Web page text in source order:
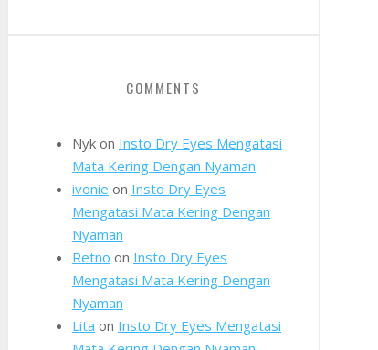
COMMENTS
Nyk on Insto Dry Eyes Mengatasi
Mata Kering Dengan Nyaman
ivonie on Insto Dry Eyes
Mengatasi Mata Kering Dengan
Nyaman
Retno on Insto Dry Eyes
Mengatasi Mata Kering Dengan
Nyaman
Lita on Insto Dry Eyes Mengatasi